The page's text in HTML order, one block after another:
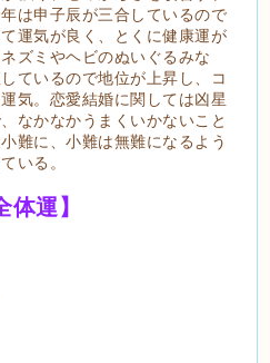
は申子辰が三合しているので
運気が良く、とくに健康運が
ズミやヘビのぬいぐるみな
ているので地位が上昇し、コ
気。恋愛結婚に関しては凶星
なかなかうまくいかないこと
難に、小難は無難になるよう
いる。
体運】